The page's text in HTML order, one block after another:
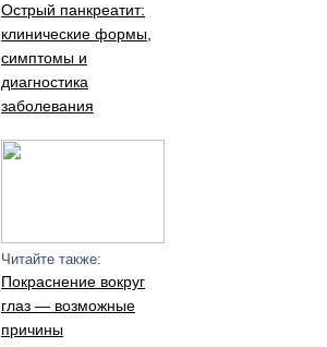
Острый панкреатит:
клинические формы,
симптомы и
диагностика
заболевания
Читайте также:
Покраснение вокруг
глаз — возможные
причины